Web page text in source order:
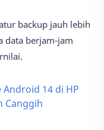
backup jauh lebih
data berjam-jam
14 di HP
Canggih